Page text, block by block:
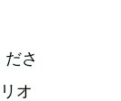
さ
オ